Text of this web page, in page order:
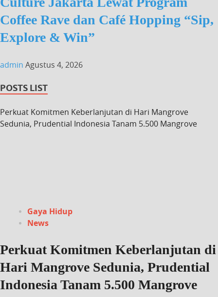
Coffee Rave dan Café Hopping “Sip,
Explore & Win”
admin Agustus 4, 2026
POSTS LIST
Perkuat Komitmen Keberlanjutan di Hari Mangrove
Sedunia, Prudential Indonesia Tanam 5.500 Mangrove
Gaya Hidup
News
Perkuat Komitmen Keberlanjutan di
Hari Mangrove Sedunia, Prudential
Indonesia Tanam 5.500 Mangrove